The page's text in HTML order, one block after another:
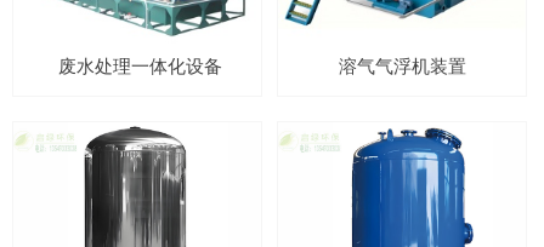
废水处理一体化设备 溶气气浮机装置